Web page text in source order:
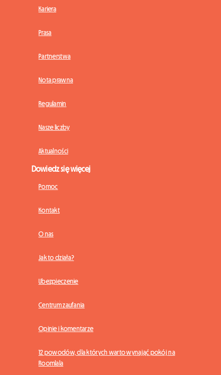
Kariera
Prasa
Partnerstwa
Nota prawna
Regulamin
Nasze liczby
Aktualności
Dowiedz się więcej
Pomoc
Kontakt
O nas
Jak to działa?
Ubezpieczenie
Centrum zaufania
Opinie i komentarze
12 powodów, dla których warto wynająć pokój na
Roomlala